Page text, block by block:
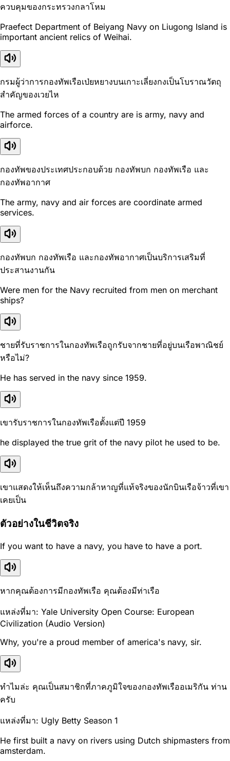
ควบคุมของกระทรวงกลาโหม
Praefect Department of Beiyang Navy on Liugong Island is
important ancient relics of Weihai.
กรมผู้ว่าการกองทัพเรือเป่ยหยางบนเกาะเลี่ยงกงเป็นโบราณวัตถุ
สำคัญของเวยไห
The armed forces of a country are is army, navy and
airforce.
กองทัพของประเทศประกอบด้วย กองทัพบก กองทัพเรือ และ
กองทัพอากาศ
The army, navy and air forces are coordinate armed
services.
กองทัพบก กองทัพเรือ และกองทัพอากาศเป็นบริการเสริมที่
ประสานงานกัน
Were men for the Navy recruited from men on merchant
ships?
ชายที่รับราชการในกองทัพเรือถูกรับจากชายที่อยู่บนเรือพาณิชย์
หรือไม่?
He has served in the navy since 1959.
เขารับราชการในกองทัพเรือตั้งแต่ปี 1959
he displayed the true grit of the navy pilot he used to be.
เขาแสดงให้เห็นถึงความกล้าหาญที่แท้จริงของนักบินเรือจ้าวที่เขา
เคยเป็น
ตัวอย่างในชีวิตจริง
If you want to have a navy, you have to have a port.
หากคุณต้องการมีกองทัพเรือ คุณต้องมีท่าเรือ
แหล่งที่มา: Yale University Open Course: European
Civilization (Audio Version)
Why, you're a proud member of america's navy, sir.
ทำไมล่ะ คุณเป็นสมาชิกที่ภาคภูมิใจของกองทัพเรืออเมริกัน ท่าน
ครับ
แหล่งที่มา: Ugly Betty Season 1
He first built a navy on rivers using Dutch shipmasters from
amsterdam.